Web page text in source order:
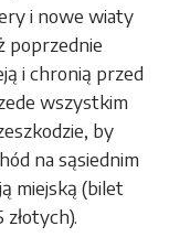
i nowe wiaty
poprzednie
i chronią przed
wszystkim
by
na sąsiednim
miejską (bilet